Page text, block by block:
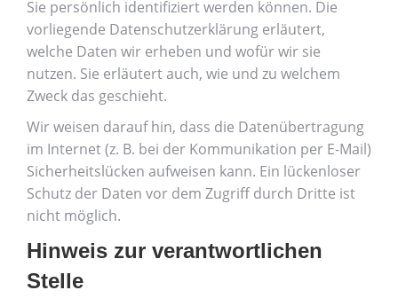
Sie persönlich identifiziert werden können. Die
vorliegende Datenschutzerklärung erläutert,
welche Daten wir erheben und wofür wir sie
nutzen. Sie erläutert auch, wie und zu welchem
Zweck das geschieht.
Wir weisen darauf hin, dass die Datenübertragung
im Internet (z. B. bei der Kommunikation per E-Mail)
Sicherheitslücken aufweisen kann. Ein lückenloser
Schutz der Daten vor dem Zugriff durch Dritte ist
nicht möglich.
Hinweis zur verantwortlichen
Stelle